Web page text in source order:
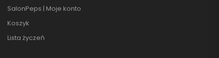
SalonPeps | Moje konto
Koszyk
Lista życzeń